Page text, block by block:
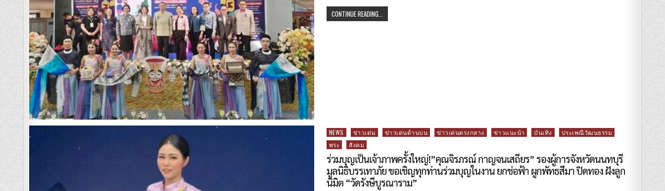
CONTINUE READING...
Posted
in
NEWS ข่าวเด่น ข่าวเด่นด้านบน ข่าวเด่นตรงกลาง ข่าวแนะนำ บันเทิง
ประเพณีวัฒนธรรม
พระ
สังคม
ร่วมบุญเป็นเจ้าภาพครั้งใหญ่!”คุณจิรภรณ์ กาญจนเสถียร” รองผู้การจังหวัดนนทบุรี
มูลนิธิบรรเทาภัย ขอเชิญทุกท่านร่วมบุญในงาน ยกช่อฟ้า ผูกพัทธสีมา ปิดทอง ฝังลูก
นิมิต “วัดรังษีบูรณาราม”